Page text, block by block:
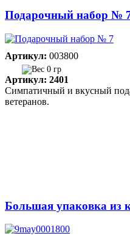
Подарочный набор №
Артикул: 003800
0 гр
Артикул: 2401
Симпатичный и вкусный
ветеранов.
Большая упаковка из